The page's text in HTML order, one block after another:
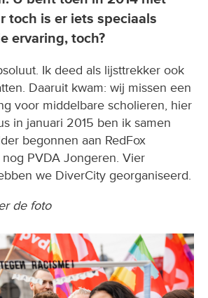
toch is er iets speciaals
ervaring, toch?
Ik deed als lijsttrekker ook
Daaruit kwam: wij missen een
voor middelbare scholieren, hier
in januari 2015 ben ik samen
begonnen aan RedFox
PVDA Jongeren. Vier
we DiverCity georganiseerd.
de foto